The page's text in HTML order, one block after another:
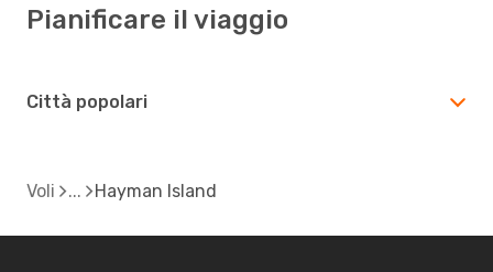
Pianificare il viaggio
Città popolari
Voli Hayman Island